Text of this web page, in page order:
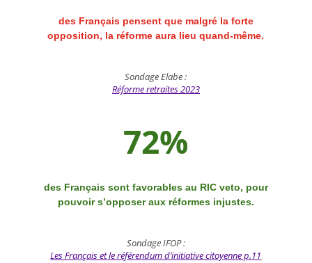
des Français pensent que malgré la forte
opposition, la réforme aura lieu quand-même.
Sondage Elabe :
Réforme retraites 2023
72%
des Français sont favorables au RIC veto, pour
pouvoir s’opposer aux réformes injustes.
Sondage IFOP :
Les Français et le référendum d’initiative citoyenne p.11